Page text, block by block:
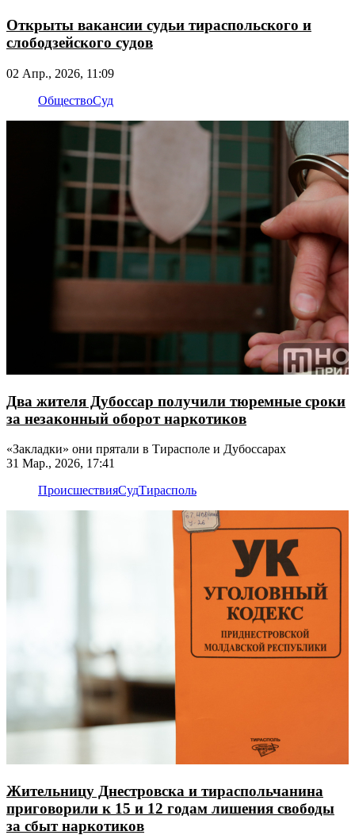
Открыты вакансии судьи тираспольского и
слободзейского судов
02 Апр., 2026, 11:09
ОбществоСуд
Два жителя Дубоссар получили тюремные сроки
за незаконный оборот наркотиков
«Закладки» они прятали в Тирасполе и Дубоссарах
31 Мар., 2026, 17:41
ПроисшествияСудТирасполь
Жительницу Днестровска и тираспольчанина
приговорили к 15 и 12 годам лишения свободы
за сбыт наркотиков